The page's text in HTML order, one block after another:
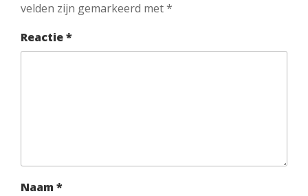
velden zijn gemarkeerd met*
Reactie*
Naam *